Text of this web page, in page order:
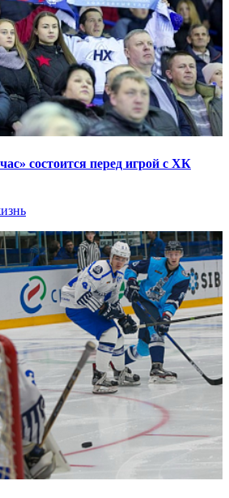
состоится перед игрой с ХК